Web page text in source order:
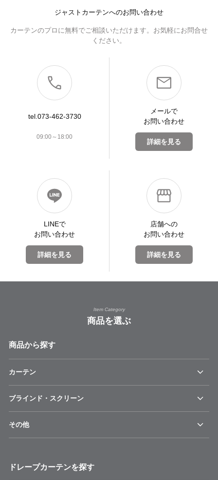
ジャストカーテンへのお問い合わせ
カーテンのプロに無料でご相談いただけます。お気軽にお問合せ
ください。
tel.073-462-3730
09:00～18:00
メールで
お問い合わせ
詳細を見る
LINEで
お問い合わせ
詳細を見る
店舗への
お問い合わせ
詳細を見る
Item Category
商品を選ぶ
商品から探す
カーテン
ブラインド・スクリーン
その他
ドレープカーテンを探す